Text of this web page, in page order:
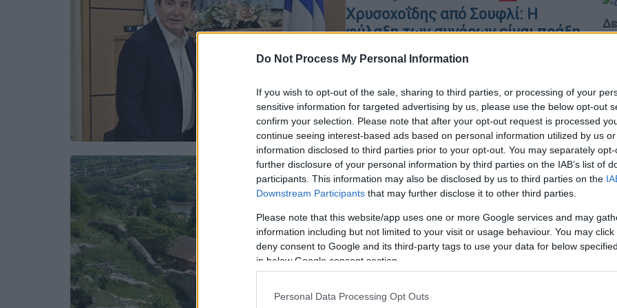
Do Not Process My Personal Information
If you wish to opt-out of the sale, sharing to third parties, or processing of your
sensitive information for targeted advertising by us, please use the below opt-out
confirm your selection. Please note that after your opt-out request is processed
continue seeing interest-based ads based on personal information utilized by us
information disclosed to third parties prior to your opt-out. You may separately
further disclosure of your personal information by third parties on the IAB’s list of
participants. This information may also be disclosed by us to third parties on the
Downstream Participants that may further disclose it to other third parties.
Please note that this website/app uses one or more Google services and may
information including but not limited to your visit or usage behaviour. You may
deny consent to Google and its third-party tags to use your data for below
in below Google consent section.
Personal Data Processing Opt Outs
Χρυσοχοΐδης από Σουφλί: Η
φύλαξη των συνόρων είναι πράξη
ευθύνης στην ελληνική κοινωνία
του Πολίτη Μιχάλης Χρυσοχοΐδης
Οικονομία| 13.02.2025 13:10
Ενίσχυση έως 10.000 ευρώ για
οικογένειες που θέλουν να
μετεγκατασταθούν στον Έβρο:
Κριτήρια και δικαιούχοι
υπουργείου Κοινωνικής Συνοχής